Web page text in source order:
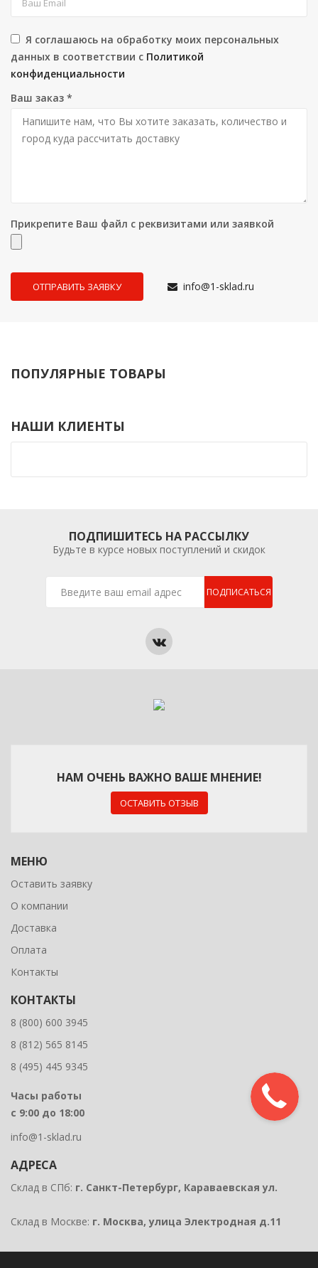
Я соглашаюсь на обработку моих персональных
данных в соответствии с Политикой
конфиденциальности
Ваш заказ *
Прикрепите Ваш файл с реквизитами или заявкой
info@1-sklad.ru
ПОПУЛЯРНЫЕ ТОВАРЫ
НАШИ КЛИЕНТЫ
ПОДПИШИТЕСЬ НА РАССЫЛКУ
Будьте в курсе новых поступлений и скидок
ПОДПИСАТЬСЯ
НАМ ОЧЕНЬ ВАЖНО ВАШЕ МНЕНИЕ!
ОСТАВИТЬ ОТЗЫВ
МЕНЮ
Оставить заявку
О компании
Доставка
Оплата
Контакты
КОНТАКТЫ
8 (800) 600 3945
8 (812) 565 8145
8 (495) 445 9345
Часы работы
с 9:00 до 18:00
info@1-sklad.ru
АДРЕСА
Склад в СПб: г. Санкт-Петербург, Караваевская ул.
Склад в Москве: г. Москва, улица Электродная д.11